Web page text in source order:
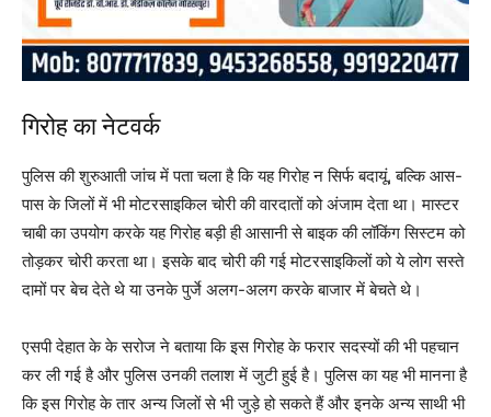
गिरोह का नेटवर्क
पुलिस की शुरुआती जांच में पता चला है कि यह गिरोह न सिर्फ बदायूं, बल्कि आस-
पास के जिलों में भी मोटरसाइकिल चोरी की वारदातों को अंजाम देता था। मास्टर
चाबी का उपयोग करके यह गिरोह बड़ी ही आसानी से बाइक की लॉकिंग सिस्टम को
तोड़कर चोरी करता था। इसके बाद चोरी की गई मोटरसाइकिलों को ये लोग सस्ते
दामों पर बेच देते थे या उनके पुर्जे अलग-अलग करके बाजार में बेचते थे।
एसपी देहात के के सरोज ने बताया कि इस गिरोह के फरार सदस्यों की भी पहचान
कर ली गई है और पुलिस उनकी तलाश में जुटी हुई है। पुलिस का यह भी मानना है
कि इस गिरोह के तार अन्य जिलों से भी जुड़े हो सकते हैं और इनके अन्य साथी भी